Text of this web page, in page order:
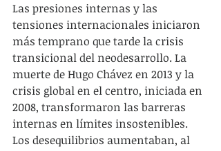
Las presiones internas y las
tensiones internacionales iniciaron
más temprano que tarde la crisis
transicional del neodesarrollo. La
muerte de Hugo Chávez en 2013 y la
crisis global en el centro, iniciada en
2008, transformaron las barreras
internas en límites insostenibles.
Los desequilibrios aumentaban, al